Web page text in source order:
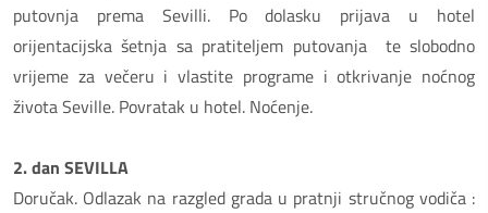
putovnja prema Sevilli. Po dolasku prijava u hotel
orijentacijska šetnja sa pratiteljem putovanja te slobodno
vrijeme za večeru i vlastite programe i otkrivanje noćnog
života Seville. Povratak u hotel. Noćenje.
2. dan SEVILLA
Doručak. Odlazak na razgled grada u pratnji stručnog vodiča :